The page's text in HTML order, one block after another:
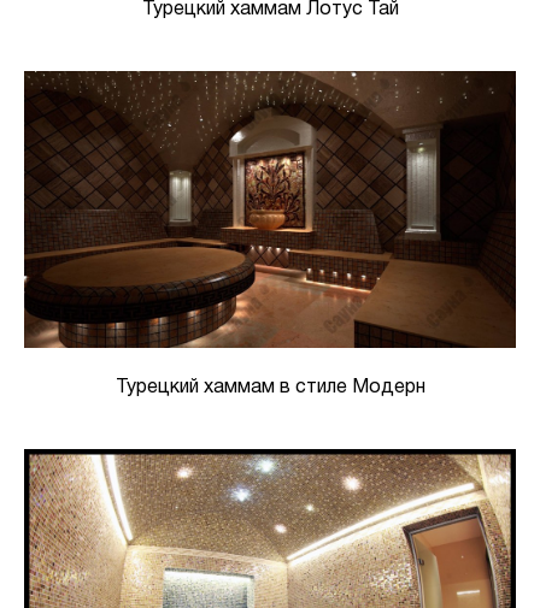
Турецкий хаммам Лотус Тай
Турецкий хаммам в стиле Модерн